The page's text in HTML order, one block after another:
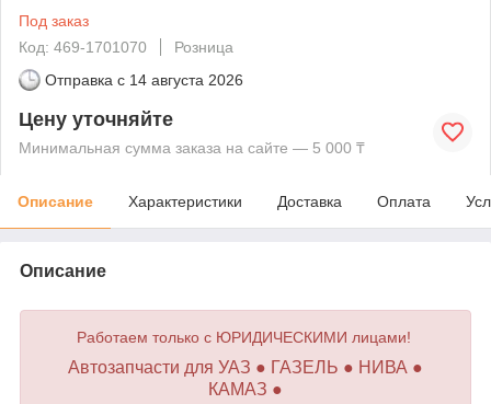
Под заказ
Код: 469-1701070
Розница
Отправка с 14 августа 2026
Цену уточняйте
Минимальная сумма заказа на сайте — 5 000 ₸
Описание Характеристики Доставка Оплата
Описание
Работаем только с ЮРИДИЧЕСКИМИ лицами!
Автозапчасти для УАЗ ● ГАЗЕЛЬ ● НИВА ●
КАМАЗ ●